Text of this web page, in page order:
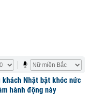
Nhật bật khóc nức
hành động này